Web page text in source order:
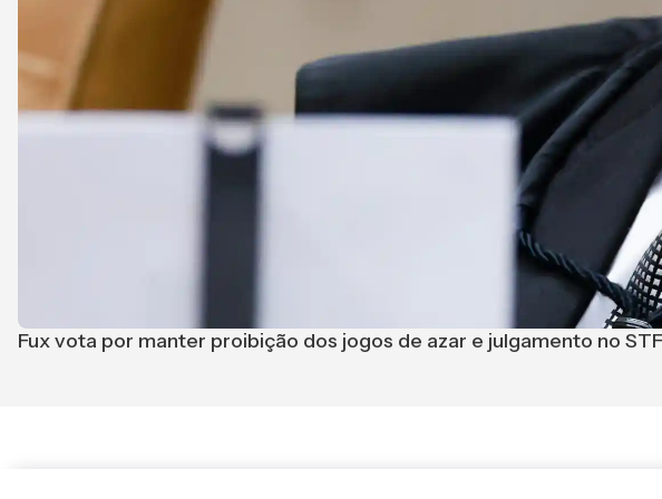
Fux vota por manter proibição dos jogos de azar e julgamento no